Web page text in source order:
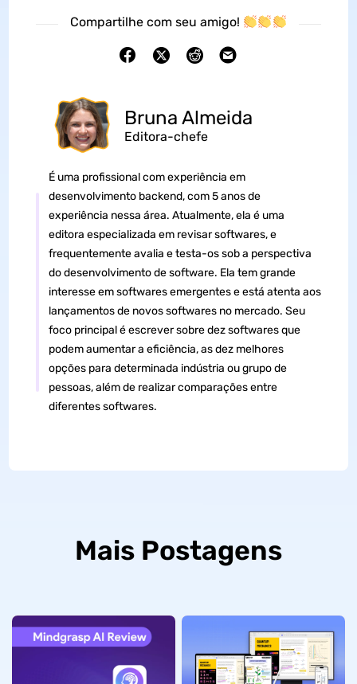
Compartilhe com seu amigo!
Bruna Almeida
Editora-chefe
É uma profissional com experiência em
desenvolvimento backend, com 5 anos de
experiência nessa área. Atualmente, ela é uma
editora especializada em revisar softwares, e
frequentemente avalia e testa-os sob a perspectiva
do desenvolvimento de software. Ela tem grande
interesse em softwares emergentes e está atenta aos
lançamentos de novos softwares no mercado. Seu
foco principal é escrever sobre dez softwares que
podem aumentar a eficiência, as dez melhores
opções para determinada indústria ou grupo de
pessoas, além de realizar comparações entre
diferentes softwares.
Mais Postagens